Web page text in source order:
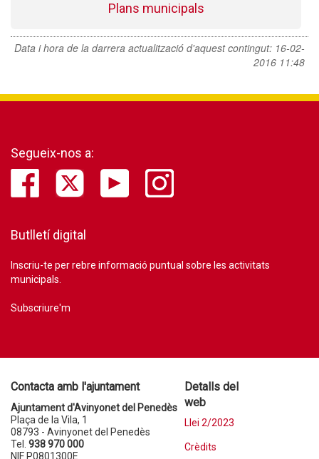
Plans municipals
Data i hora de la darrera actualització d'aquest contingut: 16-02-
2016 11:48
Segueix-nos a:
Butlletí digital
Inscriu-te per rebre informació puntual sobre les activitats
municipals.
Subscriure'm
Contacta amb l'ajuntament
Ajuntament d'Avinyonet del Penedès
Plaça de la Vila, 1
08793 - Avinyonet del Penedès
Tel. 938 970 000
NIF P0801300E
Detalls del
web
Llei 2/2023
Crèdits